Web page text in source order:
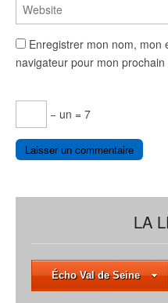
Enregistrer mon nom, mon
navigateur pour mon
− un = 7
LA
Écho Val de Seine